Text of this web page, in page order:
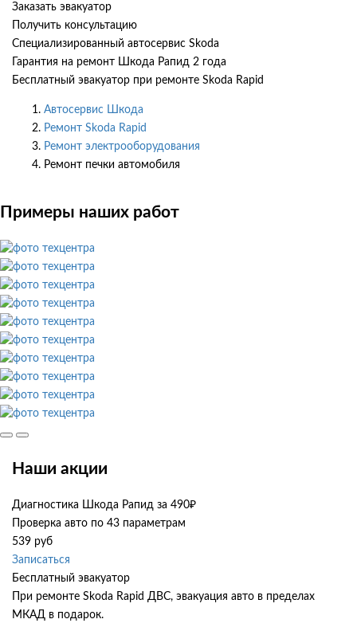
Заказать эвакуатор
Получить консультацию
Специализированный автосервис Skoda
Гарантия на ремонт Шкода Рапид 2 года
Бесплатный эвакуатор при ремонте Skoda Rapid
Автосервис Шкода
Ремонт Skoda Rapid
Ремонт электрооборудования
Ремонт печки автомобиля
Примеры наших работ
Наши акции
Диагностика Шкода Рапид за 490₽
Проверка авто по 43 параметрам
539 руб
Записаться
Бесплатный эвакуатор
При ремонте Skoda Rapid ДВС, эвакуация авто в пределах
МКАД в подарок.